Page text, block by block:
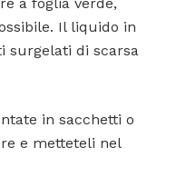
a foglia verde,
Il liquido in
surgelati di scarsa
in sacchetti o
e metteteli nel